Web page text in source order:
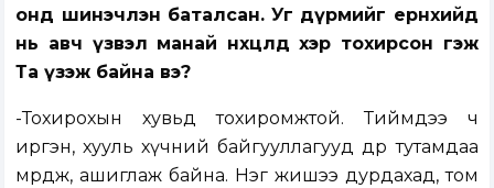
онд шинэчлэн баталсан. Уг дүрмийг ерөнхийд
нь авч үзвэл манай нөхцөлд хэр тохирсон гэж
Та үзэж байна вэ?
-Тохирохын хувьд тохиромжтой. Тиймдээ ч
иргэн, хууль хүчний байгууллагууд өдөр тутамдаа
мөрдөж, ашиглаж байна. Нэг жишээ дурдахад, том